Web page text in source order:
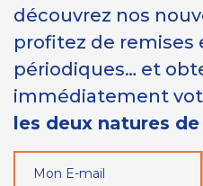
découvrez nos
profitez de remises
périodiques… et
immédiatement
les deux natures